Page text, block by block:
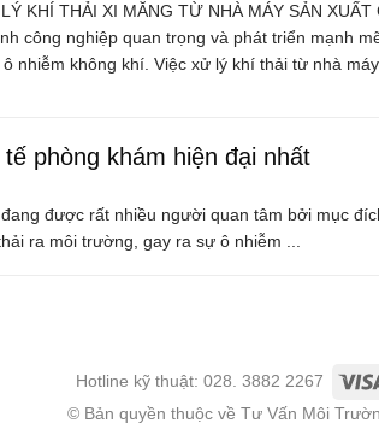
KHÍ THẢI XI MĂNG TỪ NHÀ MÁY SẢN
công nghiệp quan trọng và phát triển mạnh
nhiễm không khí. Việc xử lý khí thải từ nhà máy
phòng khám hiện đại nhất
được rất nhiều người quan tâm bởi mục
ra môi trường, gay ra sự ô nhiễm ...
Hotline kỹ thuật: 028. 3882 2267
© Bản quyền thuộc về Tư Vấn Môi